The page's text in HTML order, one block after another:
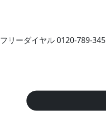
フリーダイヤル0120-789-345